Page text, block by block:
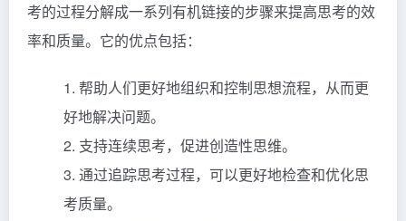
考的过程分解成一系列有机链接的步骤来提高思考的效
率和质量。它的优点包括：
1. 帮助人们更好地组织和控制思想流程，从而更
好地解决问题。
2. 支持连续思考，促进创造性思维。
3. 通过追踪思考过程，可以更好地检查和优化思
考质量。